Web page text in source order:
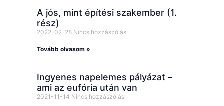
A jós, mint építési szakember (1.
rész)
2022-02-28 Nincs hozzászólás
Tovább olvasom »
Ingyenes napelemes pályázat –
ami az eufória után van
2021-11-14 Nincs hozzászólás